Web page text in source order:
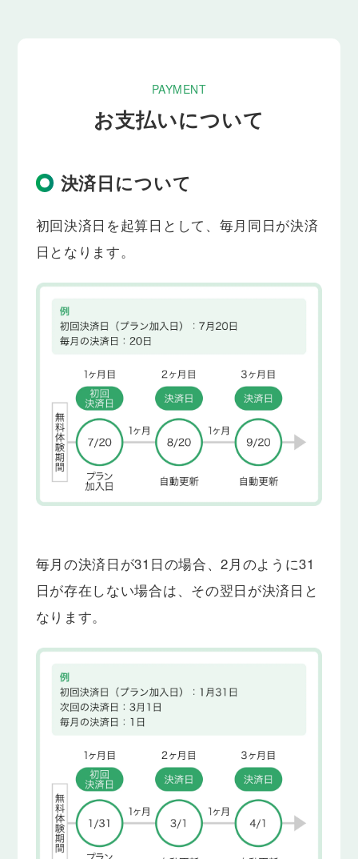
PAYMENT
お支払いについて
決済日について
初回決済日を起算日として、毎月同日が決済
日となります。
毎月の決済日が31日の場合、2月のように31
日が存在しない場合は、その翌日が決済日と
なります。